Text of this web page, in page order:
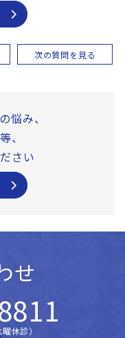
次の質問を見る
悩み、
、
さい
せ
休診）